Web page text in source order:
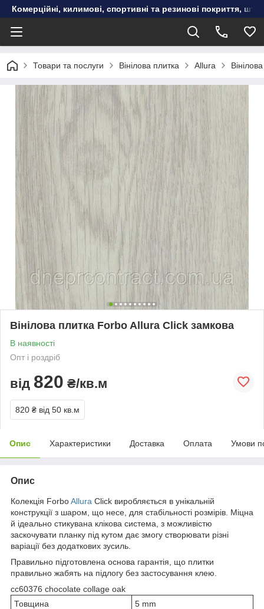
Комерційні, килимові, спортивні та резинові покриття,
Товари та послуги Вінілова плитка Allura
Вінілова плитка Forbo Allura Click замкова
В наявності
Опт і роздріб
від 820 ₴/кв.м
820 ₴ від 50 кв.м
Опис Характеристики Доставка Оплата Умови
Опис
Колекція ForboAllura Click виробляється в унікальній
конструкції з шаром, що несе, для стабільності розмірів. Міцна
й ідеально стикувана клікова система, з можливістю
заскочувати планку під кутом дає змогу створювати різні
варіації без додаткових зусиль.
Правильно підготовлена основа гарантія, що плитки
правильно жабять на підлогу без застосування клею.
cc60376 chocolate collage oak
Товщина
5 mm